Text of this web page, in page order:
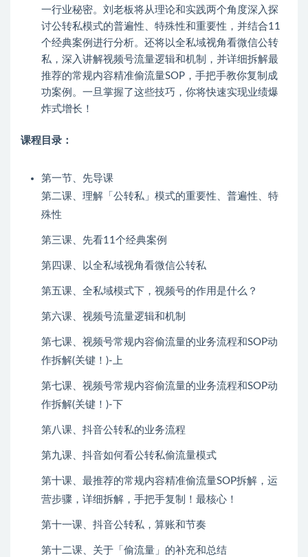
一行业秘密。刘老板将从理论和实践两个角度深入探
讨公转私模式的普遍性、特殊性和重要性，并结合11
个经典案例进行分析。还将以全私域视角看微信公转
私，深入讲解视频号流量逻辑和机制，并详细拆解最
推荐的常规内容精准偷流量SOP，手把手教你复制成
功案例。一旦掌握了这些技巧，你将快速实现业绩爆
炸式增长！
课程目录：
第一节、先导课
第二课、理解「公转私」模式的重要性、普遍性、特
殊性
第三课、先看11个经典案例
第四课、以全私域视角看微信公转私
第五课、全私域模式下，视频号的作用是什么？
第六课、视频号流量逻辑和机制
第七课、视频号常规内容偷流量的业务流程和SOP动
作拆解(关键！)-上
第七课、视频号常规内容偷流量的业务流程和SOP动
作拆解(关键！)-下
第八课、抖音公转私的业务流程
第九课、抖音如何看公转私偷流量模式
第十课、最推荐的常规内容精准偷流量SOP拆解，运
营步骤，详细拆解，手把手复制！最核心！
第十一课、抖音公转私，算账和节奏
第十二课、关于「偷流量」的补充和总结